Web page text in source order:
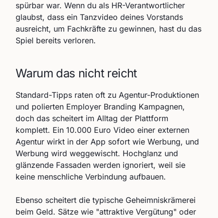
spürbar war. Wenn du als HR-Verantwortlicher
glaubst, dass ein Tanzvideo deines Vorstands
ausreicht, um Fachkräfte zu gewinnen, hast du das
Spiel bereits verloren.
Warum das nicht reicht
Standard-Tipps raten oft zu Agentur-Produktionen
und polierten Employer Branding Kampagnen,
doch das scheitert im Alltag der Plattform
komplett. Ein 10.000 Euro Video einer externen
Agentur wirkt in der App sofort wie Werbung, und
Werbung wird weggewischt. Hochglanz und
glänzende Fassaden werden ignoriert, weil sie
keine menschliche Verbindung aufbauen.
Ebenso scheitert die typische Geheimniskrämerei
beim Geld. Sätze wie "attraktive Vergütung" oder